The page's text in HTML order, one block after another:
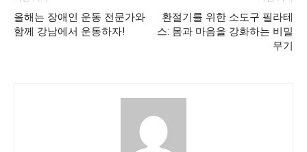
올해는 장애인 운동 전문가와
함께 강남에서 운동하자!
환절기를 위한 소도구 필라테
스: 몸과 마음을 강화하는 비밀
무기